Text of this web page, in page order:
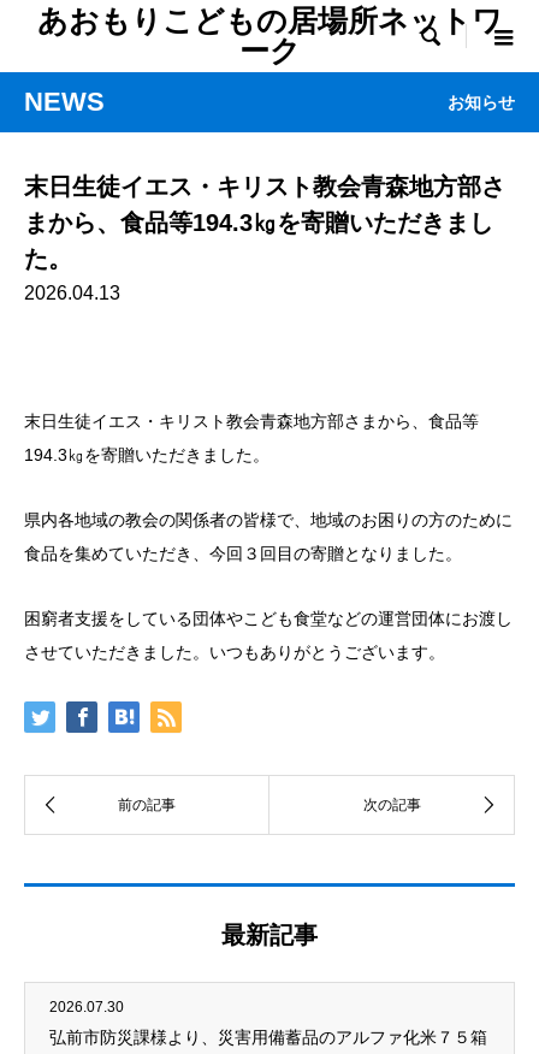
あおもりこどもの居場所ネットワ
ーク

NEWS お知らせ
末日生徒イエス・キリスト教会青森地方部さ
まから、食品等194.3㎏を寄贈いただきまし
た。
2026.04.13
末日生徒イエス・キリスト教会青森地方部さまから、食品等
194.3㎏を寄贈いただきました。
県内各地域の教会の関係者の皆様で、地域のお困りの方のために
食品を集めていただき、今回３回目の寄贈となりました。
困窮者支援をしている団体やこども食堂などの運営団体にお渡し
させていただきました。いつもありがとうございます。
最新記事
2026.07.30
弘前市防災課様より、災害用備蓄品のアルファ化米７５箱